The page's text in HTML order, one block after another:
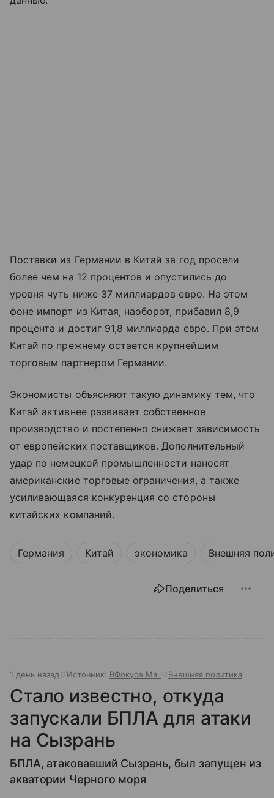
Поставки из Германии в Китай за год просели
более чем на 12 процентов и опустились до
уровня чуть ниже 37 миллиардов евро. На этом
фоне импорт из Китая, наоборот, прибавил 8,9
процента и достиг 91,8 миллиарда евро. При этом
Китай по прежнему остается крупнейшим
торговым партнером Германии.
Экономисты объясняют такую динамику тем, что
Китай активнее развивает собственное
производство и постепенно снижает зависимость
от европейских поставщиков. Дополнительный
удар по немецкой промышленности наносят
американские торговые ограничения, а также
усиливающаяся конкуренция со стороны
китайских компаний.
Германия Китай экономика Внешняя
Поделиться
1 день назад Источник: ВФокусе Mail Внешняя политика
Стало известно, откуда
запускали БПЛА для атаки
на Сызрань
БПЛА, атаковавший Сызрань, был запущен из
акватории Черного моря